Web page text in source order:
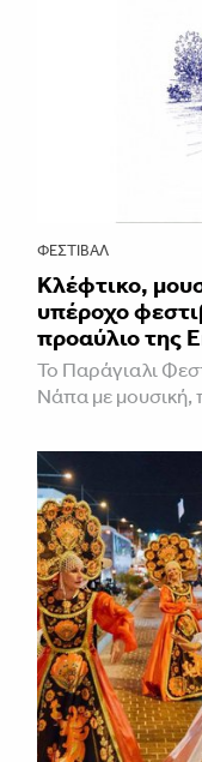
ΦΕΣΤΙΒΑΛ
Κλέφτικο,
υπέροχο
προαύλιο της
Το Παράγιαλι
Νάπα με μουσική,